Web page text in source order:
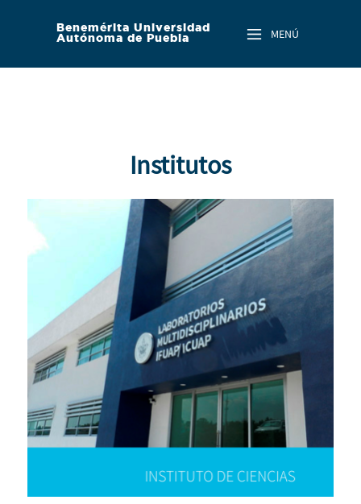
Benemérita Universidad
Autónoma de Puebla
MENÚ
Institutos